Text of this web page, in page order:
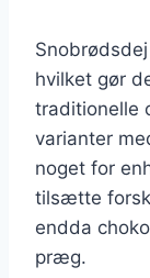
hvilket gør
traditionelle
varianter
noget for
tilsætte
endda
præg.